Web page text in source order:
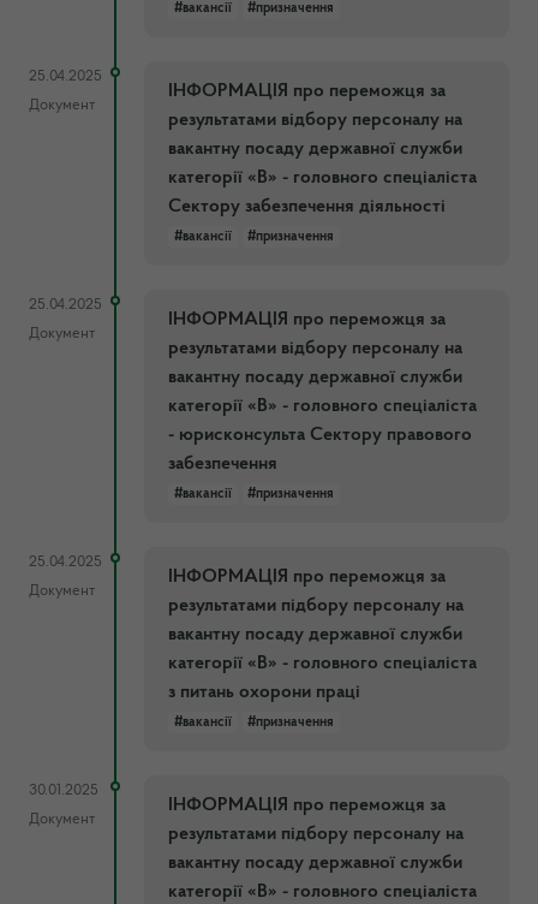
#вакансії #призначення
25.04.2025
Документ
ІНФОРМАЦІЯ про переможця за
результатами відбору персоналу на
вакантну посаду державної служби
категорії «В» - головного спеціаліста
Сектору забезпечення діяльності
#вакансії #призначення
25.04.2025
Документ
ІНФОРМАЦІЯ про переможця за
результатами відбору персоналу на
вакантну посаду державної служби
категорії «В» - головного спеціаліста
- юрисконсульта Сектору правового
забезпечення
#вакансії #призначення
25.04.2025
Документ
ІНФОРМАЦІЯ про переможця за
результатами підбору персоналу на
вакантну посаду державної служби
категорії «В» - головного спеціаліста
з питань охорони праці
#вакансії #призначення
30.01.2025
Документ
ІНФОРМАЦІЯ про переможця за
результатами підбору персоналу на
вакантну посаду державної служби
категорії «В» - головного спеціаліста